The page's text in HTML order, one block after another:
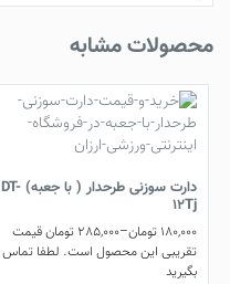
محصولات مشابه
دارت سوزنی طرحدار ( با جعبه) DT-
12Tj
180,000 تومان–
285,000 تومانقیمت
تقریبی این محصول است. لطفا تماس
بگیرید